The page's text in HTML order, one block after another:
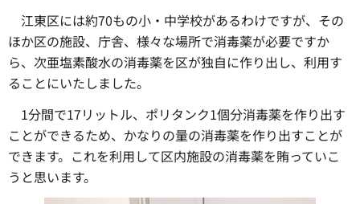
江東区には約70もの小・中学校があるわけですが、その
ほか区の施設、庁舎、様々な場所で消毒薬が必要ですか
ら、次亜塩素酸水の消毒薬を区が独自に作り出し、利用す
ることにいたしました。
1分間で17リットル、ポリタンク1個分消毒薬を作り出す
ことができるため、かなりの量の消毒薬を作り出すことが
できます。これを利用して区内施設の消毒薬を賄っていこ
うと思います。